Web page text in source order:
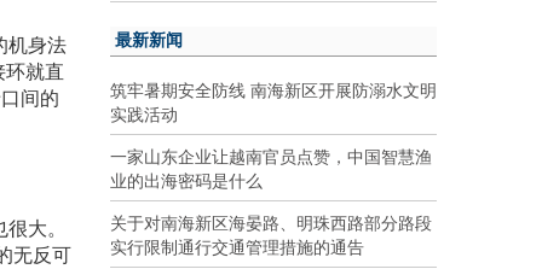
机身法
就直
间的
大。
无反可
最新新闻
筑牢暑期安全防线 南海新区开展防溺水文明
实践活动
一家山东企业让越南官员点赞，中国智慧渔
业的出海密码是什么
关于对南海新区海晏路、明珠西路部分路段
实行限制通行交通管理措施的通告